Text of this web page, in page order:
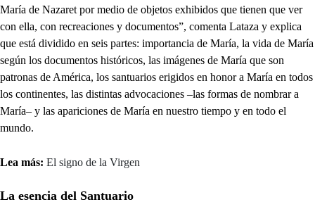
María de Nazaret por medio de objetos exhibidos que tienen que ver
con ella, con recreaciones y documentos”, comenta Lataza y explica
que está dividido en seis partes: importancia de María, la vida de María
según los documentos históricos, las imágenes de María que son
patronas de América, los santuarios erigidos en honor a María en todos
los continentes, las distintas advocaciones –las formas de nombrar a
María– y las apariciones de María en nuestro tiempo y en todo el
mundo.
Lea más: El signo de la Virgen
La esencia del Santuario